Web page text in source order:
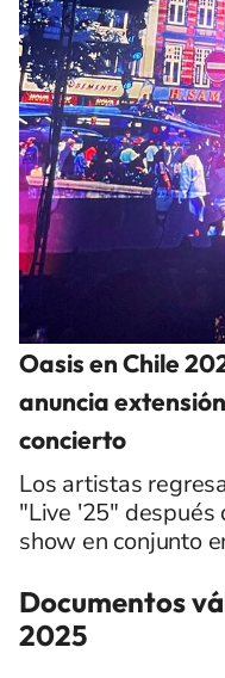
Oasis en Chile
anuncia
concierto
Los artistas
"Live '25" después
show en conjunto
Documentos
2025